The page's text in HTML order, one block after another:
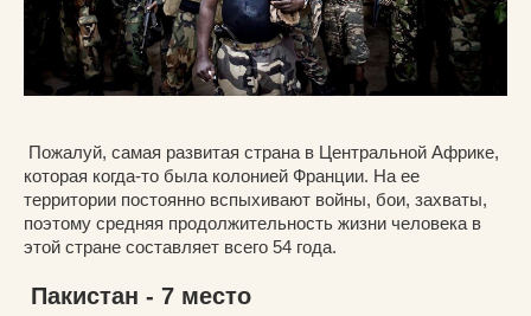
Пожалуй, самая развитая страна в Центральной Африке,
которая когда-то была колонией Франции. На ее
территории постоянно вспыхивают войны, бои, захваты,
поэтому средняя продолжительность жизни человека в
этой стране составляет всего 54 года.
Пакистан - 7 место